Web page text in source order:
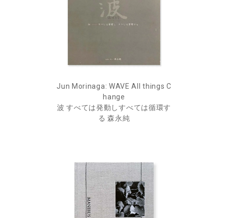
Jun Morinaga: WAVE All things C
hange
波 すべては発動しすべては循環す
る 森永純